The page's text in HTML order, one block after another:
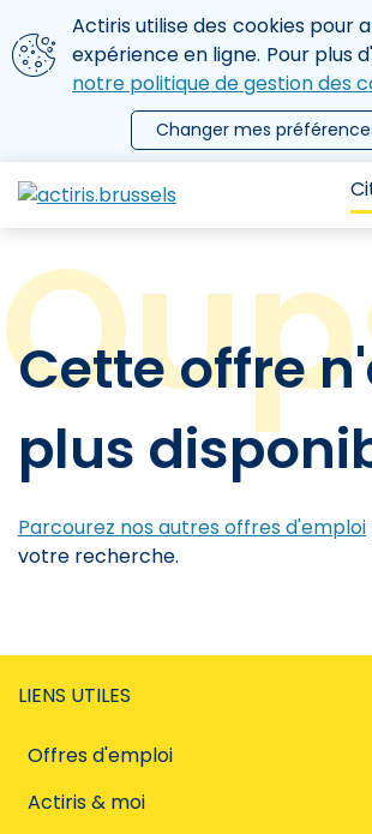
Aller au contenu principal
Nous utilisons des cookies
Actiris utilise des cookies pour
expérience en ligne. Pour plus
notre politique de gestion des
Changer mes
le menu
Cette offre
plus
Parcourez nos autres offres d'emploi
votre recherche.
LIENS UTILES
Offres d'emploi
Actiris & moi